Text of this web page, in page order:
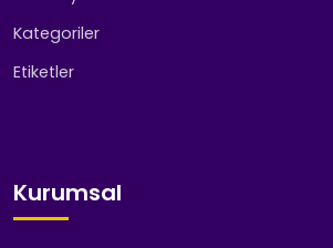
Kategoriler
Etiketler
Kurumsal